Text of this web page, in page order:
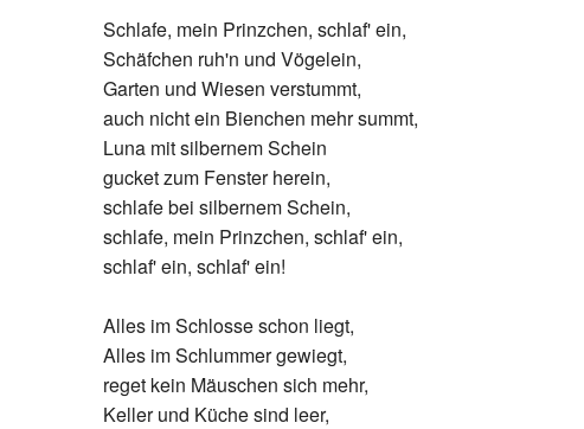
Schlafe, mein Prinzchen, schlaf' ein,
Schäfchen ruh'n und Vögelein,
Garten und Wiesen verstummt,
auch nicht ein Bienchen mehr summt,
Luna mit silbernem Schein
gucket zum Fenster herein,
schlafe bei silbernem Schein,
schlafe, mein Prinzchen, schlaf' ein,
schlaf' ein, schlaf' ein!
Alles im Schlosse schon liegt,
Alles im Schlummer gewiegt,
reget kein Mäuschen sich mehr,
Keller und Küche sind leer,